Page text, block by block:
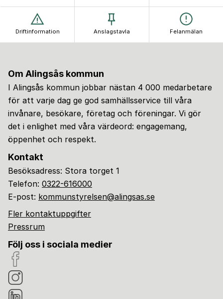
Driftinformation Anslagstavla Felanmälan
Om Alingsås kommun
I Alingsås kommun jobbar nästan 4 000 medarbetare
för att varje dag ge god samhällsservice till våra
invånare, besökare, företag och föreningar. Vi gör
det i enlighet med våra värdeord: engagemang,
öppenhet och respekt.
Kontakt
Besöksadress: Stora torget 1
Telefon: 0322-616000
E-post: kommunstyrelsen@alingsas.se
Fler kontaktuppgifter
Pressrum
Följ oss i sociala medier